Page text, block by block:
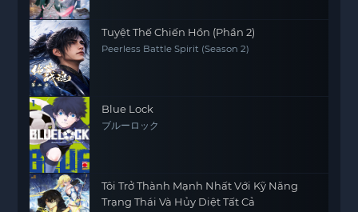
Tuyệt Thế Chiến Hồn (Phần 2)
Peerless Battle Spirit (Season 2)
Blue Lock
ブルーロック
Tôi Trở Thành Mạnh Nhất Với Kỹ Năng
Trạng Thái Và Hủy Diệt Tất Cả